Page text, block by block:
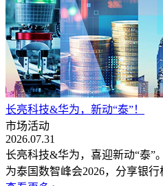
长亮科技&华为，新动“泰”！
市场活动
2026.07.31
长亮科技&华为，喜迎新动“泰”
为泰国数智峰会2026，分享银